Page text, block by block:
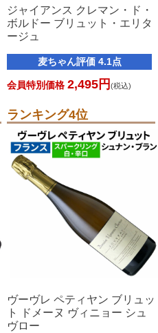
ジャイアンス クレマン・ド・
ボルドー ブリュット・エリタ
ージュ
麦ちゃん評価 4.1点
会員特別価格 2,495円 (税込)
ランキング4位
ヴーヴレ ペティヤン ブリュッ
ト ドメーヌ ヴィニョー シュ
ヴロー